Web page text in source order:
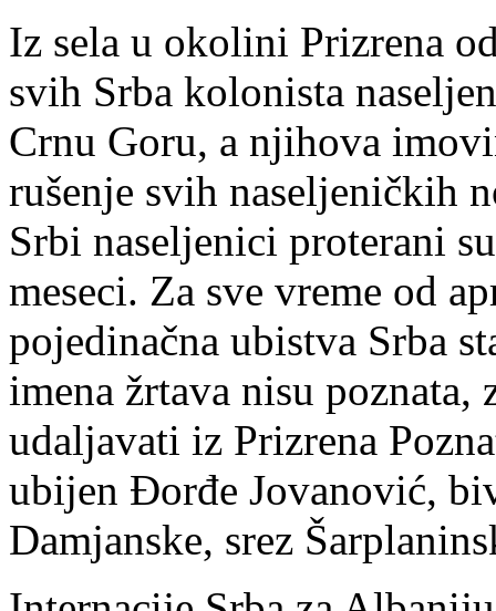
Iz sela u okolini Prizrena
svih Srba kolonista
Crnu Goru, a njihova
rušenje svih naseljeničkih
Srbi naseljenici proterani
meseci. Za sve vreme od
pojedinačna ubistva Srba
imena žrtava nisu
udaljavati iz Prizrena
ubijen Đorđe Jovanović,
Damjanske, srez